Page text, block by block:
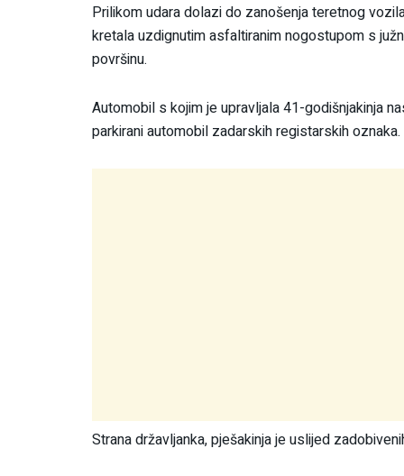
Prilikom udara dolazi do zanošenja teretnog
kretala uzdignutim asfaltiranim nogostupom s
površinu.
Automobil s kojim je upravljala 41-godišnjakinja
parkirani automobil zadarskih registarskih oznaka.
Strana državljanka, pješakinja je uslijed